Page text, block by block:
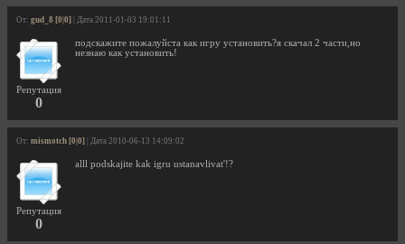
От: gud_8 [0|0] | Дата 2011-01-03 19:01:11
Репутация
0
подскажите пожалуйста как игру установить?я скачал 2 части,но
незнаю как установить!
От: mismotch [0|0] | Дата 2010-06-13 14:09:02
Репутация
0
alll podskajite kak igru ustanavlivat'!?